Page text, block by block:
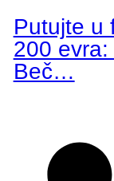
Putujte u
200 evra:
Beč…